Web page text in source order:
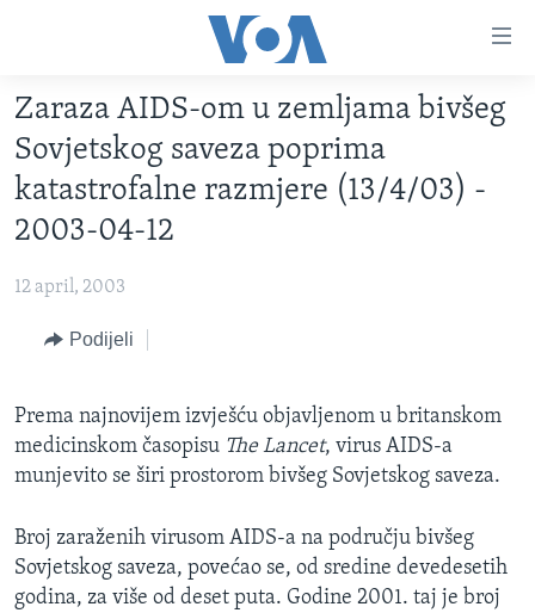
glavni
sadržaj
Pređi
na
glavnu
Idi
pretragu
VIDEO
FOTOGRAFIJE DANA
SJEDINJENE AMERIČKE DRŽAVE
BOSNA I HERCEGOVINA
NAUKA I TEHNOLOGIJA
SPECIJALNI PROJEKTI
SLOBODA MEDIJA
ŽENSKA STRANA
MAGAZIN
O GLASU AMERIKE
Zaraza AIDS-om u zemljama bivšeg
Sovjetskog saveza poprima
katastrofalne razmjere (13/4/03) -
2003-04-12
12 april, 2003
Podijeli
Prema najnovijem izvješću objavljenom u britanskom
medicinskom časopisu The Lancet, virus AIDS-a
munjevito se širi prostorom bivšeg Sovjetskog saveza.
Broj zaraženih virusom AIDS-a na području bivšeg
Sovjetskog saveza, povećao se, od sredine devedesetih
godina, za više od deset puta. Godine 2001. taj je broj